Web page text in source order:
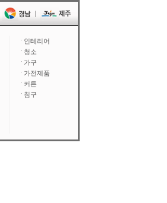
인테리어
청소
가구
가전제품
커튼
침구